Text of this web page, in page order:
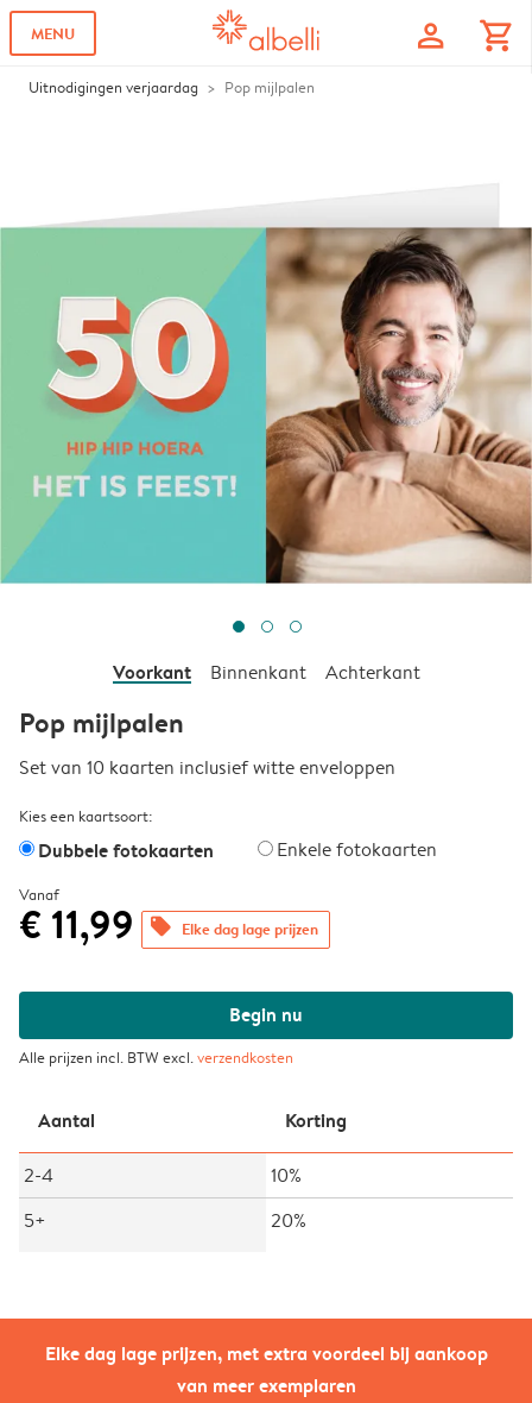
MENU profile shopping_cart
Uitnodigingen verjaardag Pop mijlpalen
Elke dag lage prijzen, met extra voordeel bij aankoop
van meer exemplaren
Voorkant Binnenkant Achterkant
Pop mijlpalen
Set van 10 kaarten inclusief witte enveloppen
Kies een kaartsoort:
Dubbele fotokaarten Enkele fotokaarten
Vanaf
€ 11,99 offers Elke dag lage prijzen
Begin nu
Alle prijzen incl. BTW excl.verzendkosten
Aantal Korting
2-4
10%
5+
20%